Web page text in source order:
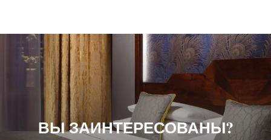
ВЫ ЗАИНТЕРЕСОВАНЫ?